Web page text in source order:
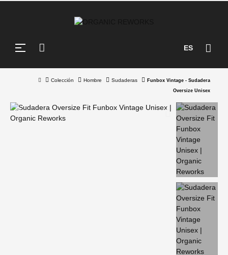
Navegación
palanca
☰ ES
Colección Hombre Sudaderas
Funbox Vintage - Sudadera
Oversize Unisex